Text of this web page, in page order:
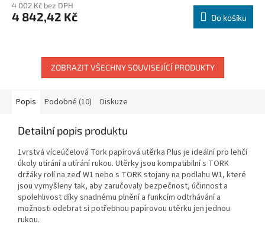
4 002 Kč bez DPH
4 842,42 Kč Do košíku
ZOBRAZIT VŠECHNY SOUVISEJÍCÍ PRODUKTY
Popis Podobné (10) Diskuze
Detailní popis produktu
1vrstvá víceúčelová Tork papírová utěrka Plus je ideální pro lehčí
úkoly utírání a utírání rukou. Utěrky jsou kompatibilní s TORK
držáky rolí na zeď W1 nebo s TORK stojany na podlahu W1, které
jsou vymyšleny tak, aby zaručovaly bezpečnost, účinnost a
spolehlivost díky snadnému plnění a funkcím odtrhávání a
možnosti odebrat si potřebnou papírovou utěrku jen jednou
rukou.